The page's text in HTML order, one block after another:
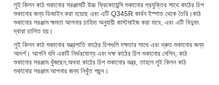
লুই কিলন কাঠ শুকানোর সরঞ্জামটি উচ্চ ফ্রিকোয়েন্সি শুকানোর প্রযুক্তির সাথে কাঠের চিপ
শুকানোর জন্য ডিজাইন করা হয়েছে এবং এটি Q345R কার্বন ইস্পাত থেকে তৈরি।কাঠ
শুকানোর সরঞ্জাম ক্ষমতা আপনার চাহিদা অনুযায়ী কাস্টমাইজ করা যাবে, এবং এটি বিদ্যুৎ
দ্বারা চালিত হয়।
লুই কিলন কাঠ শুকানোর যন্ত্রপাতি কাঠের চিপগুলি দক্ষতার সাথে এবং দ্রুত শুকানোর জন্য
আদর্শ। আপনি যদি একটি নির্ভরযোগ্য এবং দক্ষ কাঠের চিপ শুকানোর মেশিন, কাঠ
শুকানোর সরঞ্জাম খুঁজছেন,অথবা কাঠের চিপ শুকানোর যন্ত্র, তাহলে লুই কিলন কাঠ
শুকানোর সরঞ্জাম আপনার জন্য নিখুঁত পছন্দ।